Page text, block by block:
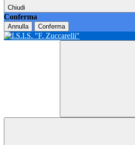
Chiudi
Conferma
Annulla Conferma